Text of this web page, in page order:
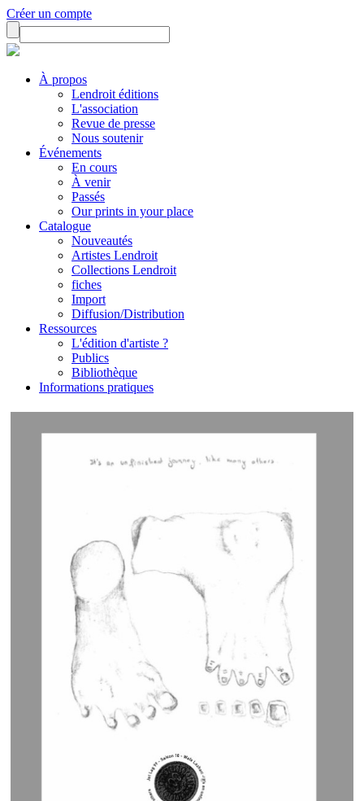
Créer un compte
À propos
Lendroit éditions
L'association
Revue de presse
Nous soutenir
Événements
En cours
À venir
Passés
Our prints in your place
Catalogue
Nouveautés
Artistes Lendroit
Collections Lendroit
fiches
Import
Diffusion/Distribution
Ressources
L'édition d'artiste ?
Publics
Bibliothèque
Informations pratiques